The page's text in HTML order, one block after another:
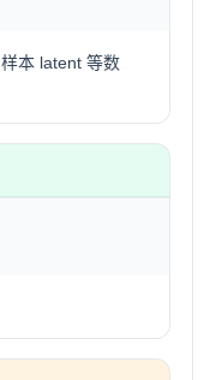
本 latent 等数